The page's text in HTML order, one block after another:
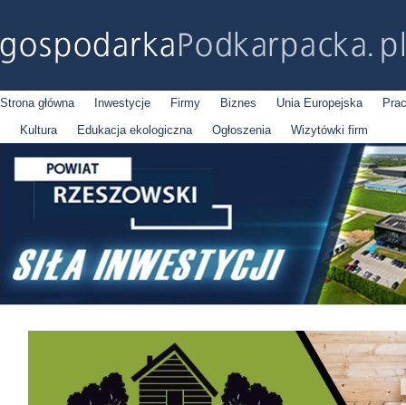
Strona główna Inwestycje Firmy Biznes Unia Europejska
Kultura
Edukacja ekologiczna Ogłoszenia Wizytówki firm